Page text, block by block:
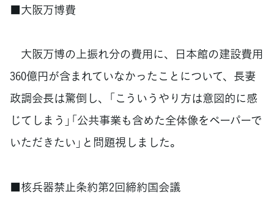
■大阪万博費
大阪万博の上振れ分の費用に、日本館の建設費用
360億円が含まれていなかったことについて、長妻
政調会長は驚倒し、「こういうやり方は意図的に感
じてしまう」「公共事業も含めた全体像をペーパーで
いただきたい」と問題視しました。
■核兵器禁止条約第2回締約国会議